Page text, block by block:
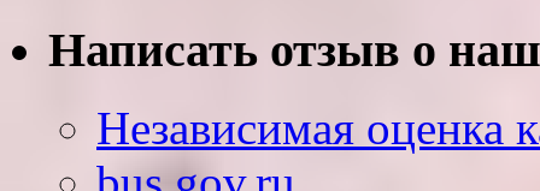
Написать отзыв о
Независимая оценка